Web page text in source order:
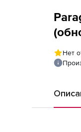
Нет